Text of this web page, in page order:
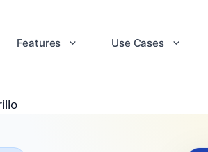
Features Use Cases